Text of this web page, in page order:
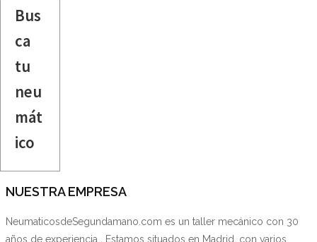
Bus
ca
tu
neu
mát
ico
NUESTRA EMPRESA
NeumaticosdeSegundamano.com es un taller mecánico con 30
años de experiencia . Estamos situados en Madrid, con varios